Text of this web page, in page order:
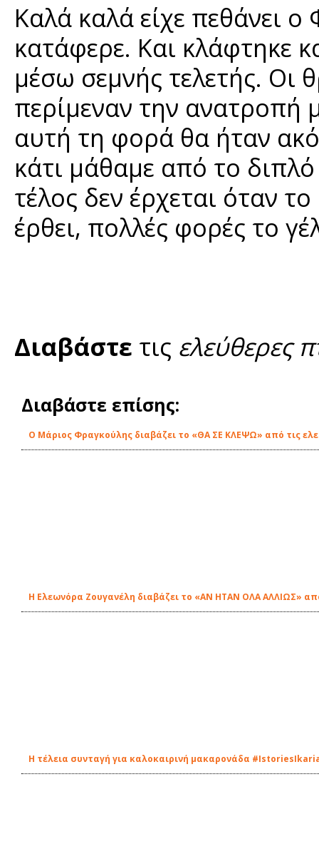
Καλά καλά είχε πεθάνει
κατάφερε. Και κλάφτηκε
μέσω σεμνής τελετής. Οι
περίμεναν την ανατροπή
αυτή τη φορά θα ήταν
κάτι μάθαμε από το
τέλος δεν έρχεται όταν
έρθει, πολλές φορές το
Διαβάστε τις ελεύθερες
Διαβάστε επίσης:
O Μάριος Φραγκούλης διαβάζει το «ΘΑ ΣΕ ΚΛΕΨΩ» από τις
Η Ελεωνόρα Ζουγανέλη διαβάζει το «ΑΝ ΗΤΑΝ ΟΛΑ ΑΛΛΙΩΣ»
Η τέλεια συνταγή για καλοκαιρινή μακαρονάδα